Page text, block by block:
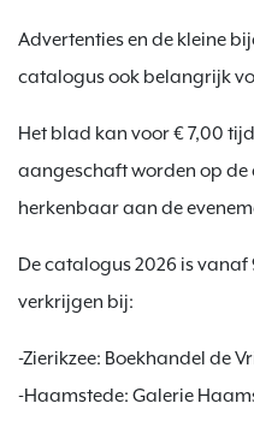
Advertenties en de kleine
catalogus ook belangrijk
Het blad kan voor € 7,00
aangeschaft worden op de
herkenbaar aan de
De catalogus 2026 is vanaf
verkrijgen bij:
-Zierikzee: Boekhandel de
-Haamstede: Galerie